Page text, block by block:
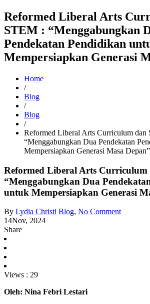
Reformed Liberal Arts
STEM : “Menggabungkan
Pendekatan Pendidikan
Mempersiapkan Generasi
Home
/
Blog
/
Blog
/
Reformed Liberal Arts Curriculum dan
“Menggabungkan Dua Pendekatan
Mempersiapkan Generasi Masa Depan”
Reformed Liberal Arts
“Menggabungkan Dua
untuk Mempersiapkan Generasi
By Lydia Christi Blog, No Comment
14Nov, 2024
Share
Views : 29
Oleh: Nina Febri Lestari